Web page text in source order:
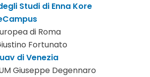
Studi di Enna Kore
di Roma
Fortunato
di Venezia
Giuseppe Degennaro